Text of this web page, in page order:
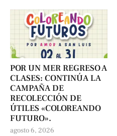
POR UN MER REGRESO A
CLASES: CONTINÚA LA
CAMPAÑA DE
RECOLECCIÓN DE
ÚTILES «COLOREANDO
FUTURO».
agosto 6, 2026